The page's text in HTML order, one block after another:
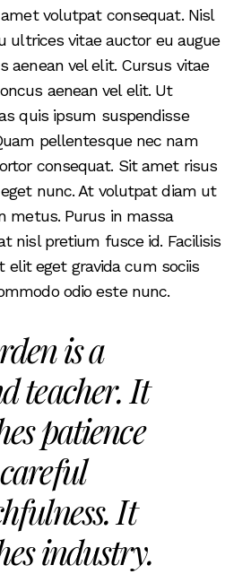
volutpat consequat. Nisl
ultrices vitae auctor eu augue
aenean vel elit. Cursus vitae
aenean vel elit. Ut
quis ipsum suspendisse
pellentesque nec nam
consequat. Sit amet risus
nunc. At volutpat diam ut
metus. Purus in massa
nisl pretium fusce id. Facilisis
elit eget gravida cum sociis
odio este nunc.
is a
teacher. It
patience
It
industry.